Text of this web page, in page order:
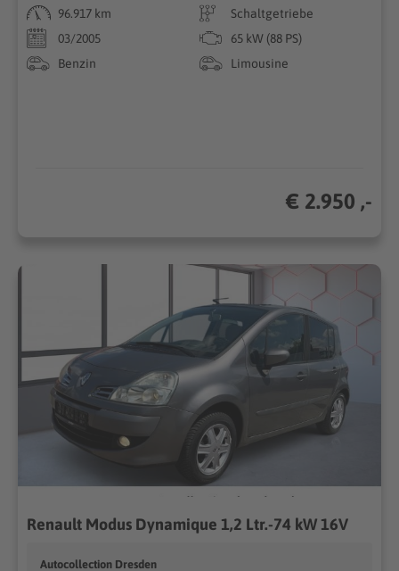
96.917 km
Schaltgetriebe
03/2005
65 kW (88 PS)
Benzin
Limousine
€ 2.950 ,-
Renault Modus Dynamique 1,2 Ltr.-74 kW 16V
Autocollection Dresden